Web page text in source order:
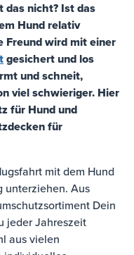
nicht? Ist das
Hund relativ
Freund wird mit einer
gesichert und los
und schneit,
viel schwieriger. Hier
für Hund und
für
mit dem Hund
unterziehen. Aus
Dein
jeder Jahreszeit
aus vielen